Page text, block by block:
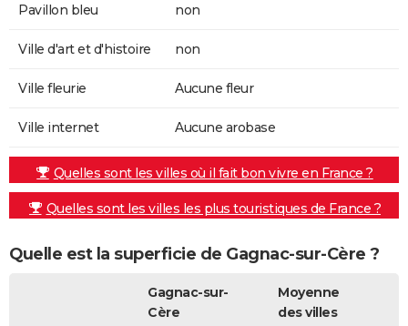
Pavillon bleu non
Ville d'art et d'histoire non
Ville fleurie Aucune fleur
Ville internet Aucune arobase
Quelles sont les villes où il fait bon vivre en France ?
Quelles sont les villes les plus touristiques de France ?
Quelle est la superficie de Gagnac-sur-Cère ?
Gagnac-sur-
Cère
Moyenne
des villes